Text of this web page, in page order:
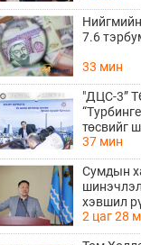
7.6
33 мин
"ДЦС-3”
төсвийг
37 мин
Сумдын
хэвшил
2 цаг 28